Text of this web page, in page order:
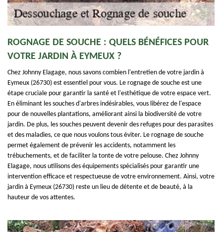
ROGNAGE DE SOUCHE : QUELS BÉNÉFICES POUR
VOTRE JARDIN À EYMEUX ?
Chez Johnny Elagage, nous savons combien l'entretien de votre jardin à
Eymeux (26730) est essentiel pour vous. Le rognage de souche est une
étape cruciale pour garantir la santé et l'esthétique de votre espace vert.
En éliminant les souches d'arbres indésirables, vous libérez de l'espace
pour de nouvelles plantations, améliorant ainsi la biodiversité de votre
jardin. De plus, les souches peuvent devenir des refuges pour des parasites
et des maladies, ce que nous voulons tous éviter. Le rognage de souche
permet également de prévenir les accidents, notamment les
trébuchements, et de faciliter la tonte de votre pelouse. Chez Johnny
Elagage, nous utilisons des équipements spécialisés pour garantir une
intervention efficace et respectueuse de votre environnement. Ainsi, votre
jardin à Eymeux (26730) reste un lieu de détente et de beauté, à la
hauteur de vos attentes.